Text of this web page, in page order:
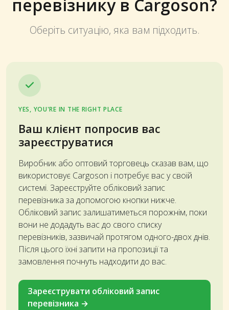
перевізнику в Cargoson?
Оберіть ситуацію, яка вам підходить.
YES, YOU'RE IN THE RIGHT PLACE
Ваш клієнт попросив вас
зареєструватися
Виробник або оптовий торговець сказав вам, що
використовує Cargoson і потребує вас у своїй
системі. Зареєструйте обліковий запис
перевізника за допомогою кнопки нижче.
Обліковий запис залишатиметься порожнім, поки
вони не додадуть вас до свого списку
перевізників, зазвичай протягом одного-двох днів.
Після цього їхні запити на пропозиції та
замовлення почнуть надходити до вас.
Зареєструвати обліковий запис
перевізника →